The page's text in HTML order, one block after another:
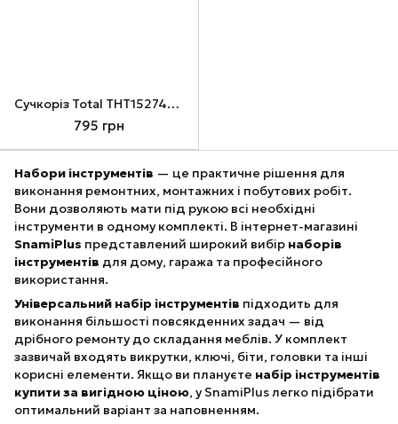
Сучкоріз Total THT1527401, 760 mm
795 грн
Набори інструментів — це практичне рішення для
виконання ремонтних, монтажних і побутових робіт.
Вони дозволяють мати під рукою всі необхідні
інструменти в одному комплекті. В інтернет-магазині
SnamiPlus представлений широкий вибір наборів
інструментів для дому, гаража та професійного
використання.
Універсальний набір інструментів підходить для
виконання більшості повсякденних задач — від
дрібного ремонту до складання меблів. У комплект
зазвичай входять викрутки, ключі, біти, головки та інші
корисні елементи. Якщо ви плануєте набір інструментів
купити за вигідною ціною, у SnamiPlus легко підібрати
оптимальний варіант за наповненням.